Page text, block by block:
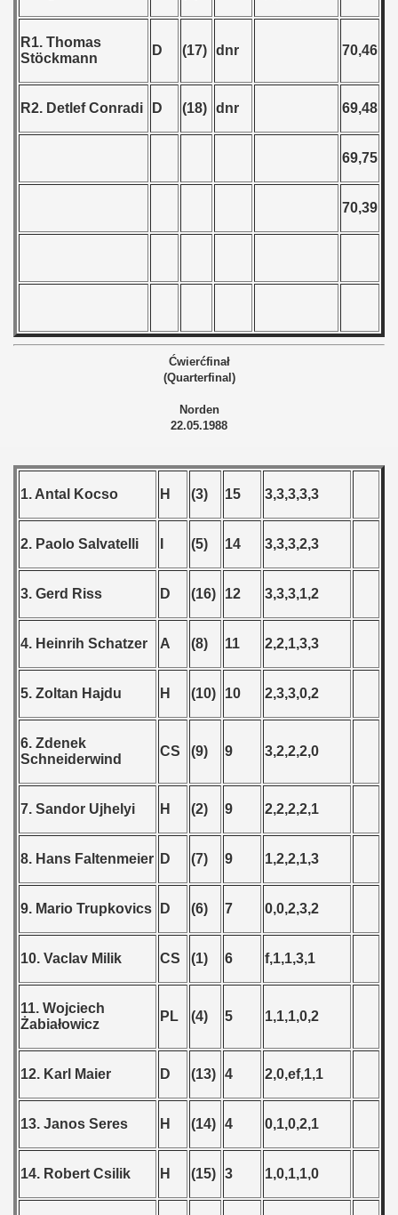
R1. Thomas
Stöckmann
D (17) dnr 70,46
R2. Detlef Conradi D (18) dnr 69,48
69,75
70,39
Ćwierćfinał
(Quarterfinal)
Norden
22.05.1988
1. Antal Kocso H (3) 15 3,3,3,3,3
2. Paolo Salvatelli (5) 14 3,3,3,2,3
3. Gerd Riss D (16) 12 3,3,3,1,2
4. Heinrih Schatzer A (8) 11 2,2,1,3,3
5. Zoltan Hajdu H (10) 10 2,3,3,0,2
6. Zdenek
Schneiderwind
CS (9) 9 3,2,2,2,0
7. Sandor Ujhelyi H (2) 9 2,2,2,2,1
8. Hans Faltenmeier D (7) 9 1,2,2,1,3
9. Mario Trupkovics D (6) 7 0,0,2,3,2
10. Vaclav Milik CS (1) 6 f,1,1,3,1
11. Wojciech
Żabiałowicz
PL (4) 5 1,1,1,0,2
12. Karl Maier D (13) 4 2,0,ef,1,1
13. Janos Seres H (14) 4 0,1,0,2,1
14. Robert Csilik H (15) 3 1,0,1,1,0